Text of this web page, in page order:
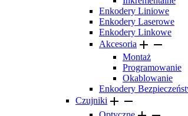
Enkodery Liniowe
Enkodery Laserowe
Enkodery Linkowe
Akcesoria  
Montaż
Programowanie
Okablowanie
Enkodery
Czujniki  